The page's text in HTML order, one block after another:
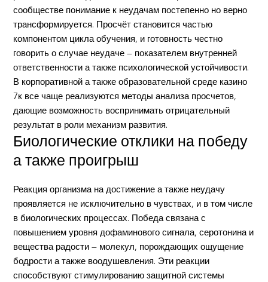
сообществе понимание к неудачам постепенно но верно
трансформируется. Просчёт становится частью
компонентом цикла обучения, и готовность честно
говорить о случае неудаче — показателем внутренней
ответственности а также психологической устойчивости.
В корпоративной а также образовательной среде казино
7к все чаще реализуются методы анализа просчетов,
дающие возможность воспринимать отрицательный
результат в роли механизм развития.
Биологические отклики на победу
а также проигрыш
Реакция организма на достижение а также неудачу
проявляется не исключительно в чувствах, и в том числе
в биологических процессах. Победа связана с
повышением уровня дофаминового сигнала, серотонина и
вещества радости — молекул, порождающих ощущение
бодрости а также воодушевления. Эти реакции
способствуют стимулированию защитной системы